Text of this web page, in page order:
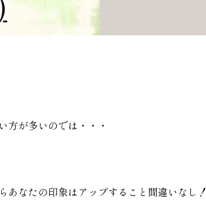
が多いのでは・・・
なたの印象はアップすること間違いなし！